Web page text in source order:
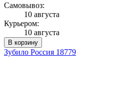
Самовывоз:
10 августа
Курьером:
10 августа
В корзину
Зубило Россия 18779